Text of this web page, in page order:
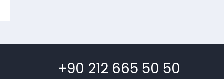
+90 212 665 50 50